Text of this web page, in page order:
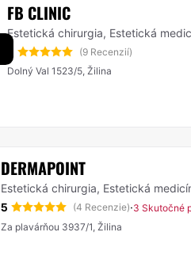
FB CLINIC
Estetická chirurgia, Estetická
(9 Recenzií)
Dolný Val 1523/5, Žilina
DERMAPOINT
Estetická chirurgia, Estetická
5
(4 Recenzie)·3 Skutočné
Za plavárňou 3937/1, Žilina